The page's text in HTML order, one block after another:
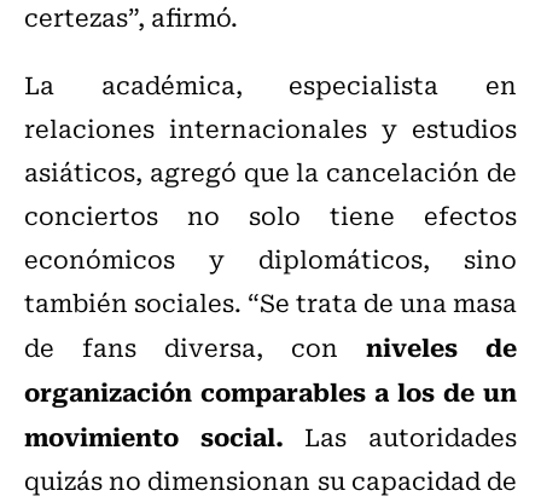
certezas”, afirmó.
La académica, especialista en
relaciones internacionales y estudios
asiáticos, agregó que la cancelación de
conciertos no solo tiene efectos
económicos y diplomáticos, sino
también sociales. “Se trata de una masa
de fans diversa, con niveles de
organización comparables a los de un
movimiento social. Las autoridades
quizás no dimensionan su capacidad de